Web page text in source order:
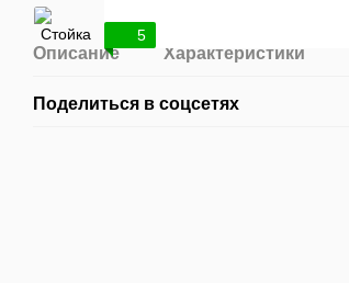
5
Описание Характеристики
Поделиться в соцсетях